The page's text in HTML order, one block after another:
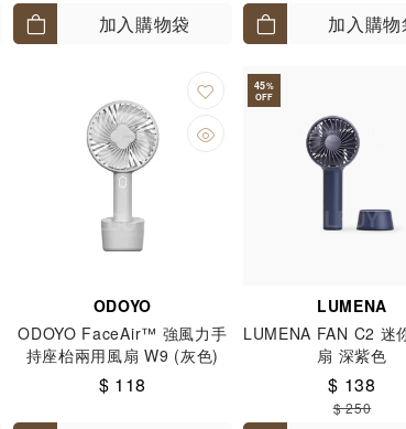
加入購物袋 加入購物
ODOYO
ODOYO FaceAir™ 強風力手
持座枱兩用風扇 W9 (灰色)
$ 118
45%
OFF
LUMENA
LUMENA FAN C2 迷
扇 深紫色
$ 138
$ 250